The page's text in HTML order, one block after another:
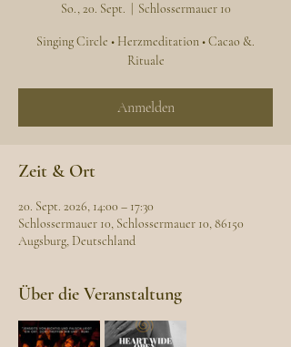
So., 20. Sept. Schlossermauer 10
Singing Circle • Herzmeditation • Cacao &.
Rituale
Anmelden
Zeit & Ort
20. Sept. 2026, 14:00 – 17:30
Schlossermauer 10, Schlossermauer 10, 86150
Augsburg, Deutschland
Über die Veranstaltung